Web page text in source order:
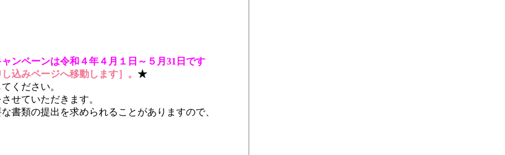
ンペーンは令和４年４月１日～５月31日です
込みページへ移動します］。 ★
ください。
せていただきます。
書類の提出を求められることがありますので、